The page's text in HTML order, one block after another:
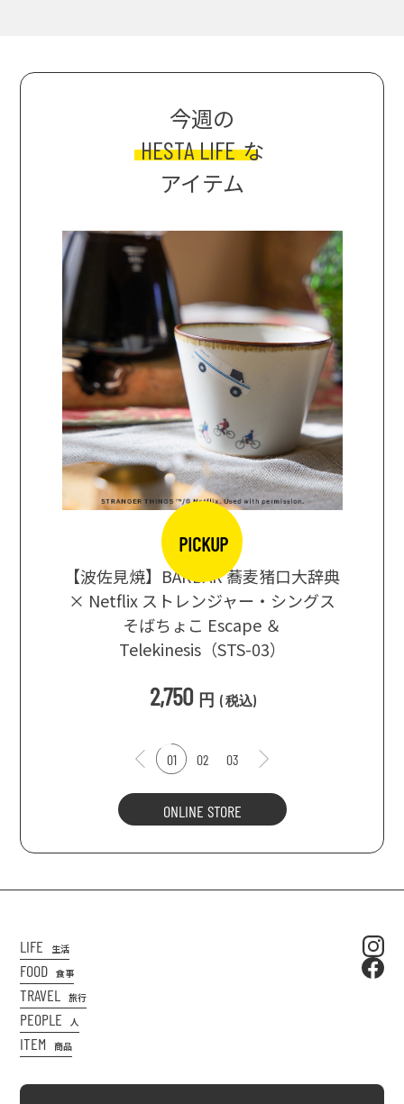
今週の
HESTA LIFE な
アイテム
PICKUP
【波佐見焼】BARBAR 蕎麦猪口大辞典
× Netflix ストレンジャー・シングス
そばちょこ Escape ＆
Telekinesis（STS-03）
2,750 円 (税込)
01 02 03
ONLINE STORE
LIFE 生活
FOOD 食事
TRAVEL 旅行
PEOPLE 人
ITEM 商品